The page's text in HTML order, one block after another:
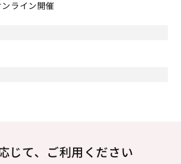
ライン開催
じて、ご利用ください